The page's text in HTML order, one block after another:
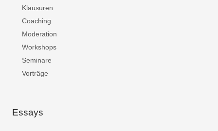
Klausuren
Coaching
Moderation
Workshops
Seminare
Vorträge
Essays